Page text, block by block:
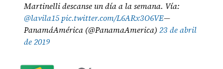
Martinelli descanse un día a la semana. Vía:
@lavila15 pic.twitter.com/L6ARx3O6VE—
PanamáAmérica (@PanamaAmerica)23 de abril
de 2019